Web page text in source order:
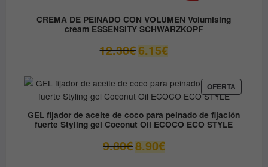
CREMA DE PEINADO CON VOLUMEN Volumising
cream ESSENSITY SCHWARZKOPF
12.30€El
precio
era:
12.30€.
6.15€El
precio
es:
6.15€.
OFERTA
EN
GEL fijador de aceite de coco para peinado de fijación
fuerte Styling gel Coconut Oil ECOCO ECO STYLE
9.80€ El
precio
8.90€El
precio